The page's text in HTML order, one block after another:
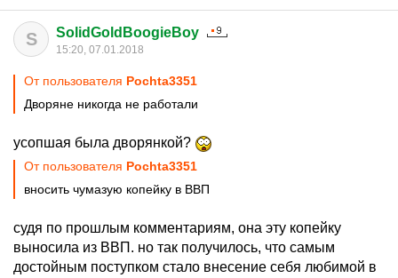
S SolidGoldBoogieBoy
15:20, 07.01.2018
От пользователя Pochta3351
Дворяне никогда не работали
усопшая была дворянкой?
От пользователя Pochta3351
вносить чумазую копейку в ВВП
судя по прошлым комментариям, она эту копейку
выносила из ВВП. но так получилось, что самым
достойным поступком стало внесение себя любимой в